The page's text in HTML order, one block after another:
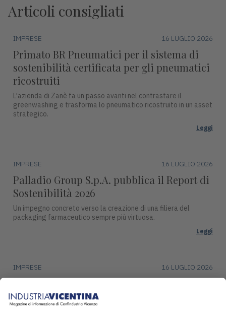
Articoli consigliati
IMPRESE 16 LUGLIO 2026
Primato BR Pneumatici per il sistema di
sostenibilità certificata per gli pneumatici
ricostruiti
L'azienda di Zanè fa un passo avanti nel contrastare il
greenwashing e trasforma lo pneumatico ricostruito in un asset
strategico.
Leggi
IMPRESE 16 LUGLIO 2026
Palladio Group S.p.A. pubblica il Report di
Sostenibilità 2026
Un impegno concreto verso la creazione di una filiera del
packaging farmaceutico sempre più virtuosa.
Leggi
IMPRESE 16 LUGLIO 2026
dentistico del futuro